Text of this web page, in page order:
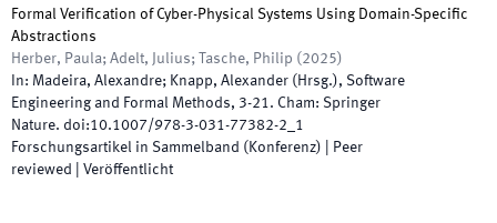
Formal Verification of Cyber-Physical Systems Using Domain-Specific
Abstractions
Herber, Paula; Adelt, Julius; Tasche, Philip ( 2025)
In: Madeira, Alexandre; Knapp, Alexander ( Hrsg.), Software
Engineering and Formal Methods, 3-21. Cham: Springer
Nature. doi:10.1007/978-3-031-77382-2_1
Forschungsartikel in Sammelband (Konferenz) | Peer
reviewed
Veröffentlicht